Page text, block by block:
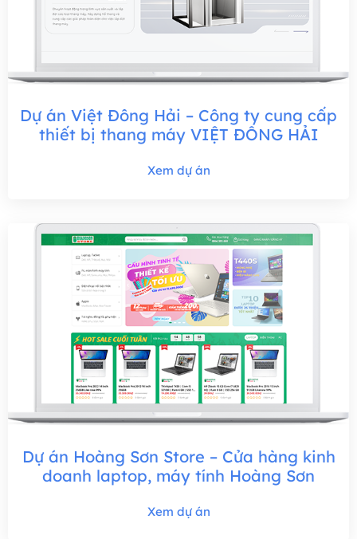
Dự án Việt Đông Hải – Công ty cung cấp
thiết bị thang máy VIỆT ĐÔNG HẢI
Xem dự án
Dự án Hoàng Sơn Store – Cửa hàng kinh
doanh laptop, máy tính Hoàng Sơn
Xem dự án